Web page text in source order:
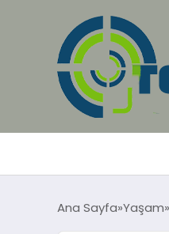
Ana Sayfa Yaşam